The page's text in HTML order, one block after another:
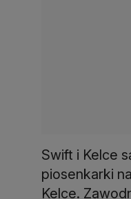
Swift i Kelce
piosenkarki
Kelce.